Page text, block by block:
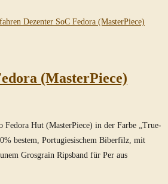
(MasterPiece)
Fedora Hut (MasterPiece) in der Farbe „True-
bestem, Portugiesischem Biberfilz, mit
Grosgrain Ripsband für Per aus